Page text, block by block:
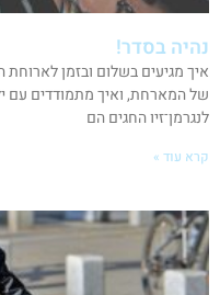
נהיה בסדר!
איך מגיעים בשלום ובזמן
של המארחת, ואיך מתמודדים עם
לנגרמן־זיו החגים הם
קרא עוד »